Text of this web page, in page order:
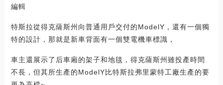
編輯
特斯拉從得克薩斯州向普通用戶交付的ModelY，還有一個獨
特的設計，那就是新車背面有一個雙電機車標識，
車主還展示了后車廂的架子和地毯，得克薩斯州雖投產時間
不長，但其所生產的ModelY比特斯拉弗里蒙特工廠生產的要